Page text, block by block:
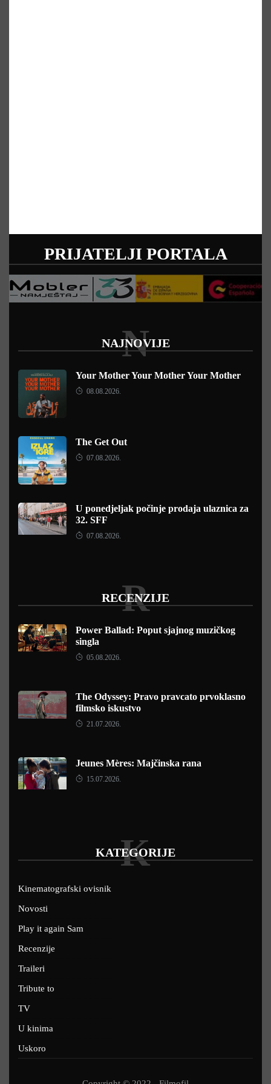
PRIJATELJI PORTALA
NAJNOVIJE
N
Your Mother Your Mother Your Mother
08.08.2026.
The Get Out
07.08.2026.
U ponedjeljak počinje prodaja ulaznica za
32. SFF
07.08.2026.
RECENZIJE
R
Power Ballad: Poput sjajnog muzičkog
singla
05.08.2026.
The Odyssey: Pravo pravcato prvoklasno
filmsko iskustvo
21.07.2026.
Jeunes Mères: Majčinska rana
15.07.2026.
KATEGORIJE
K
Kinematografski ovisnik
Novosti
Play it again Sam
Recenzije
Traileri
Tribute to
TV
U kinima
Uskoro